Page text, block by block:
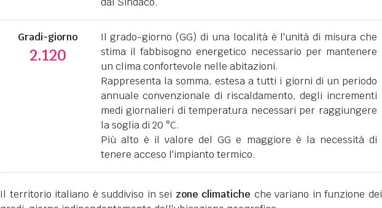
Gradi-giorno
2.120
Il grado-giorno (GG) di una località è l'unità di misura che
stima il fabbisogno energetico necessario per mantenere
un clima confortevole nelle abitazioni.
Rappresenta la somma, estesa a tutti i giorni di un periodo
annuale convenzionale di riscaldamento, degli incrementi
medi giornalieri di temperatura necessari per raggiungere
la soglia di 20 °C.
Più alto è il valore del GG e maggiore è la necessità di
tenere acceso l'impianto termico.
Il territorio italiano è suddiviso in sei zone climatiche che variano in funzione dei